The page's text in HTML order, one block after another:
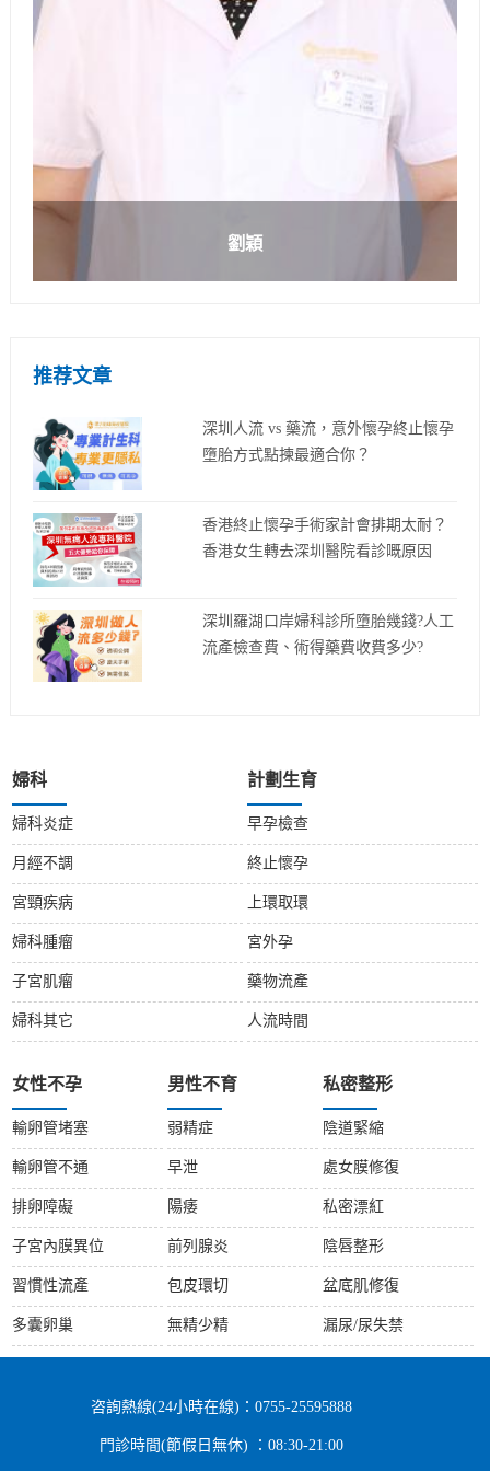
劉穎
推荐文章
深圳人流 vs 藥流，意外懷孕終止懷孕
墮胎方式點揀最適合你？
香港終止懷孕手術家計會排期太耐？
香港女生轉去深圳醫院看診嘅原因
深圳羅湖口岸婦科診所墮胎幾錢?人工
流產檢查費、術得藥費收費多少?
婦科
婦科炎症
月經不調
宮頸疾病
婦科腫瘤
子宮肌瘤
婦科其它
計劃生育
早孕檢查
終止懷孕
上環取環
宮外孕
藥物流產
人流時間
女性不孕
輸卵管堵塞
輸卵管不通
排卵障礙
子宮內膜異位
習慣性流產
多囊卵巢
男性不育
弱精症
早泄
陽痿
前列腺炎
包皮環切
無精少精
私密整形
陰道緊縮
處女膜修復
私密漂紅
陰唇整形
盆底肌修復
漏尿/尿失禁
咨詢熱線(24小時在線)：0755-25595888
門診時間(節假日無休) ：08:30-21:00